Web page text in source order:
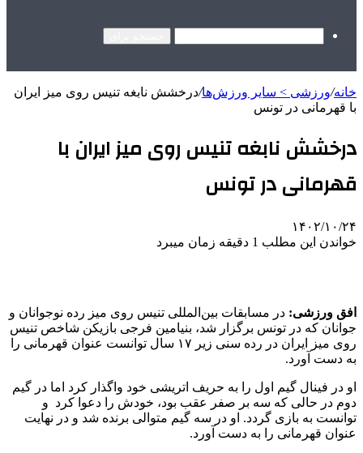
خانه/ورزشی > سایر ورزش‌ها/درخشش نابغه تنیس روی میز ایران
با قهرمانی در تونس
درخشش نابغه تنیس روی میز ایران با
قهرمانی در تونس
۱۴۰۲/۱۰/۲۴
خواندن این مطلب 1 دقیقه زمان میبرد
افق ورزشی: در مسابقات بین‌المللی تنیس روی میز رده نوجوانان و
جوانان که در تونس برگزار شد، بنیامین فرجی بازیکن شاخص تنیس
روی میز ایران در رده سنی زیر ۱۷ سال توانست عنوان قهرمانی را
به دست آورد.
او در فینال گیم اول را به حریف اتریشی خود واگذار کرد اما در گیم
دوم در حالی که سه بر صفر عقب بود، خودش را دعوا کرد و
توانست به بازی گردد. او در سه گیم متوالی برنده شد و در نهایت
عنوان قهرمانی را به دست آورد.